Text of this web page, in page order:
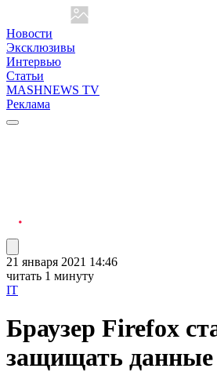
Новости
Эксклюзивы
Интервью
Статьи
MASHNEWS TV
Реклама
21 января 2021 14:46
читать 1 минуту
IT
Браузер Firefox
защищать данные